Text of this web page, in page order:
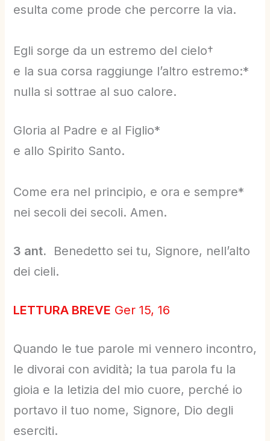
esulta come prode che percorre la via.
Egli sorge da un estremo del cielo†
e la sua corsa raggiunge l’altro estremo:*
nulla si sottrae al suo calore.
Gloria al Padre e al Figlio*
e allo Spirito Santo.
Come era nel principio, e ora e sempre*
nei secoli dei secoli. Amen.
3 ant. Benedetto sei tu, Signore, nell’alto
dei cieli.
LETTURA BREVE Ger 15, 16
Quando le tue parole mi vennero incontro,
le divorai con avidità; la tua parola fu la
gioia e la letizia del mio cuore, perché io
portavo il tuo nome, Signore, Dio degli
eserciti.